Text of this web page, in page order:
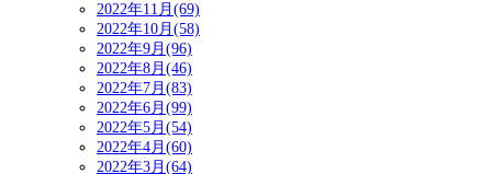
2022年11月(69)
2022年10月(58)
2022年9月(96)
2022年8月(46)
2022年7月(83)
2022年6月(99)
2022年5月(54)
2022年4月(60)
2022年3月(64)